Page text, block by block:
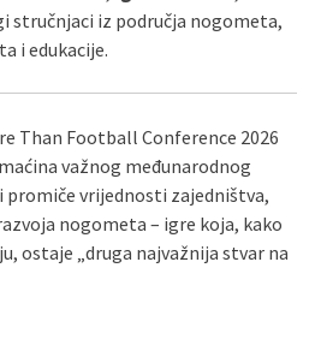
stručnjaci iz područja nogometa,
i edukacije.
Than Football Conference 2026
važnog međunarodnog
vrijednosti zajedništva,
nogometa – igre koja, kako
ostaje „druga najvažnija stvar na